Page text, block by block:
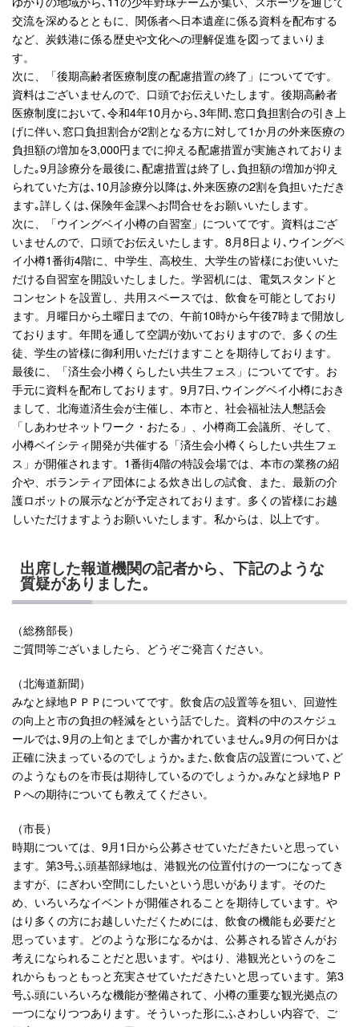
交流を深めるとともに、関係者へ日本遺産に係る資料を配布する
など、炭鉄港に係る歴史や文化への理解促進を図ってまいりま
す。
次に、「後期高齢者医療制度の配慮措置の終了」についてです。
資料はございませんので、口頭でお伝えいたします。後期高齢者
医療制度において､令和4年10月から､3年間､窓口負担割合の引き上
げに伴い､窓口負担割合が2割となる方に対して1か月の外来医療の
負担額の増加を3,000円までに抑える配慮措置が実施されておりま
した｡9月診療分を最後に､配慮措置は終了し､負担額の増加が抑え
られていた方は､10月診療分以降は､外来医療の2割を負担いただき
ます｡詳しくは､保険年金課へお問合せをお願いいたします。
次に、「ウイングベイ小樽の自習室」についてです。資料はござ
いませんので、口頭でお伝えいたします。8月8日より､ウイングベ
イ小樽1番街4階に、中学生、高校生、大学生の皆様にお使いいた
だける自習室を開設いたしました。学習机には、電気スタンドと
コンセントを設置し、共用スペースでは、飲食を可能としており
ます。月曜日から土曜日までの、午前10時から午後7時まで開放し
ております。年間を通して空調が効いておりますので、多くの生
徒、学生の皆様に御利用いただけますことを期待しております。
最後に、「済生会小樽くらしたい共生フェス」についてです。お
手元に資料を配布しております。9月7日､ウイングベイ小樽におき
まして、北海道済生会が主催し、本市と、社会福祉法人懇話会
「しあわせネットワーク・おたる」、小樽商工会議所、そして、
小樽ベイシティ開発が共催する「済生会小樽くらしたい共生フェ
ス」が開催されます。1番街4階の特設会場では、本市の業務の紹
介や、ボランティア団体による炊き出しの試食、また、最新の介
護ロボットの展示などが予定されております。多くの皆様にお越
しいただけますようお願いいたします。私からは、以上です。
出席した報道機関の記者から、下記のような
質疑がありました。
（総務部長）
ご質問等ございましたら、どうぞご発言ください。
（北海道新聞）
みなと緑地ＰＰＰについてです。飲食店の設置等を狙い、回遊性
の向上と市の負担の軽減をという話でした。資料の中のスケジュ
ールでは､9月の上旬とまでしか書かれていません｡9月の何日かは
正確に決まっているのでしょうか｡また､飲食店の設置について､ど
のようなものを市長は期待しているのでしょうか｡みなと緑地ＰＰ
Ｐへの期待についても教えてください。
（市長）
時期については、9月1日から公募させていただきたいと思ってい
ます。第3号ふ頭基部緑地は、港観光の位置付けの一つになってき
ますが、にぎわい空間にしたいという思いがあります。そのた
め、いろいろなイベントが開催されることを期待しています。や
はり多くの方にお越しいただくためには、飲食の機能も必要だと
思っています。どのような形になるかは、公募される皆さんがお
考えになられることだと思います。やはり、港観光というのをこ
れからもっともっと充実させていただきたいと思っています。第3
号ふ頭にいろいろな機能が整備されて、小樽の重要な観光拠点の
一つになりつつあります。そういった形にふさわしい内容で、ご